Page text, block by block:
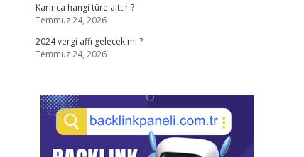
Karınca hangi türe aittir ?
Temmuz 24, 2026
2024 vergi affı gelecek mi ?
Temmuz 24, 2026